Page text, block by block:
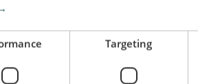
Targeting